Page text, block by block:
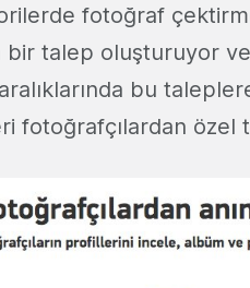
fotoğraf
bir talep oluşturuyor
bu
fotoğrafçılardan özel